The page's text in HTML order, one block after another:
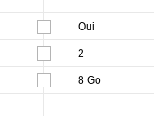
Oui
2
8 Go